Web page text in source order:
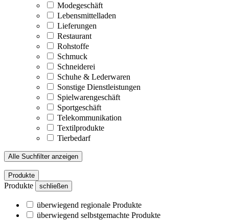
Modegeschäft
Lebensmittelladen
Lieferungen
Restaurant
Rohstoffe
Schmuck
Schneiderei
Schuhe & Lederwaren
Sonstige Dienstleistungen
Spielwarengeschäft
Sportgeschäft
Telekommunikation
Textilprodukte
Tierbedarf
Alle Suchfilter anzeigen
Produkte
Produkte schließen
überwiegend regionale Produkte
überwiegend selbstgemachte Produkte